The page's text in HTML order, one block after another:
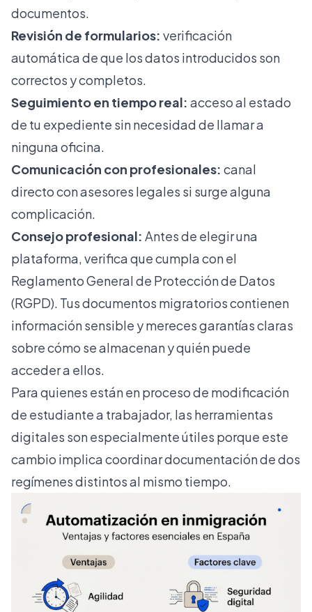
documentos.
Revisión de formularios: verificación
automática de que los datos introducidos son
correctos y completos.
Seguimiento en tiempo real: acceso al estado
de tu expediente sin necesidad de llamar a
ninguna oficina.
Comunicación con profesionales: canal
directo con asesores legales si surge alguna
complicación.
Consejo profesional: Antes de elegir una
plataforma, verifica que cumpla con el
Reglamento General de Protección de Datos
(RGPD). Tus documentos migratorios contienen
información sensible y mereces garantías claras
sobre cómo se almacenan y quién puede
acceder a ellos.
Para quienes están en proceso de modificación
de estudiante a trabajador, las herramientas
digitales son especialmente útiles porque este
cambio implica coordinar documentación de dos
regímenes distintos al mismo tiempo.